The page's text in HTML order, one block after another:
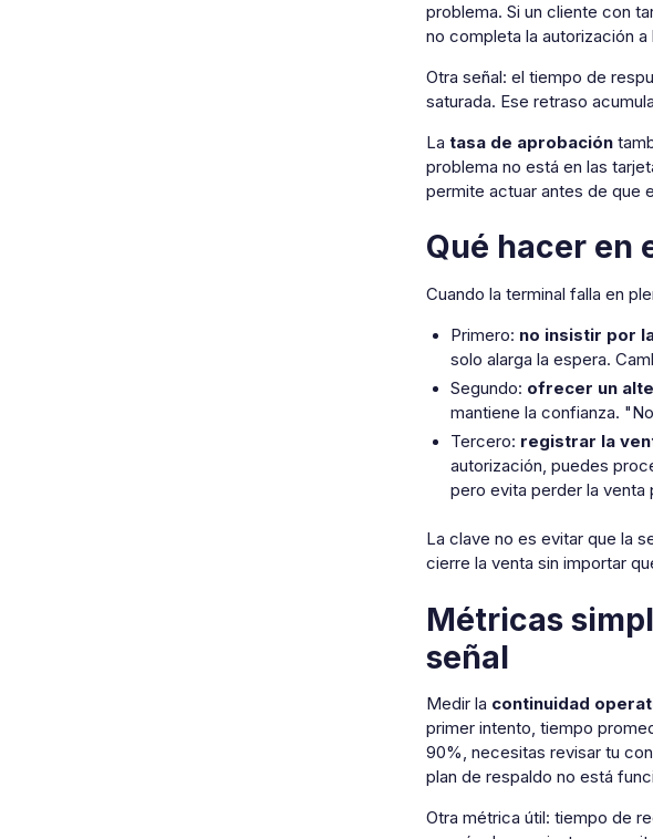
problema. Si un cliente con
no completa la autorización a
Otra señal: el tiempo de
saturada. Ese retraso
La tasa de aprobación
problema no está en las
permite actuar antes de que
Qué hacer en
Cuando la terminal falla en
Primero: no insistir por
solo alarga la espera.
Segundo: ofrecer un
mantiene la confianza.
Tercero: registrar la
autorización, puedes
pero evita perder la venta
La clave no es evitar que la
cierre la venta sin importar
Métricas
señal
Medir la continuidad
primer intento, tiempo
90%, necesitas revisar tu
plan de respaldo no está
Otra métrica útil: tiempo de